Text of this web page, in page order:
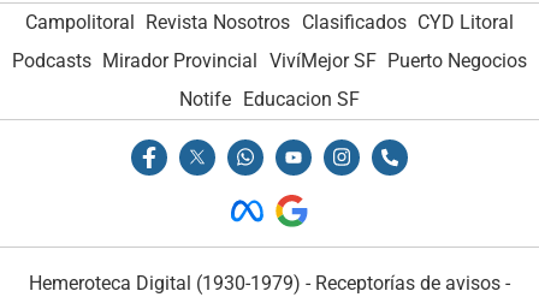
Campolitoral Revista Nosotros Clasificados CYD Litoral
Podcasts Mirador Provincial VivíMejor SF Puerto Negocios
Notife Educacion SF
Hemeroteca Digital (1930-1979) - Receptorías de avisos -